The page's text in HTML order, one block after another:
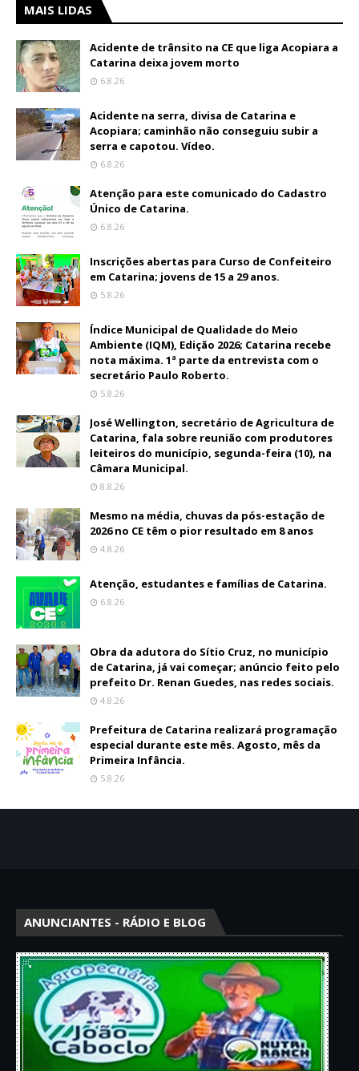
MAIS LIDAS
Acidente de trânsito na CE que liga Acopiara a
Catarina deixa jovem morto
6.8.26
Acidente na serra, divisa de Catarina e
Acopiara; caminhão não conseguiu subir a
serra e capotou. Vídeo.
6.8.26
Atenção para este comunicado do Cadastro
Único de Catarina.
6.8.26
Inscrições abertas para Curso de Confeiteiro
em Catarina; jovens de 15 a 29 anos.
5.8.26
Índice Municipal de Qualidade do Meio
Ambiente (IQM), Edição 2026; Catarina recebe
nota máxima. 1ª parte da entrevista com o
secretário Paulo Roberto.
5.8.26
José Wellington, secretário de Agricultura de
Catarina, fala sobre reunião com produtores
leiteiros do município, segunda-feira (10), na
Câmara Municipal.
8.8.26
Mesmo na média, chuvas da pós-estação de
2026 no CE têm o pior resultado em 8 anos
4.8.26
Atenção, estudantes e famílias de Catarina.
6.8.26
Obra da adutora do Sítio Cruz, no município
de Catarina, já vai começar; anúncio feito pelo
prefeito Dr. Renan Guedes, nas redes sociais.
4.8.26
Prefeitura de Catarina realizará programação
especial durante este mês. Agosto, mês da
Primeira Infância.
5.8.26
ANUNCIANTES - RÁDIO E BLOG